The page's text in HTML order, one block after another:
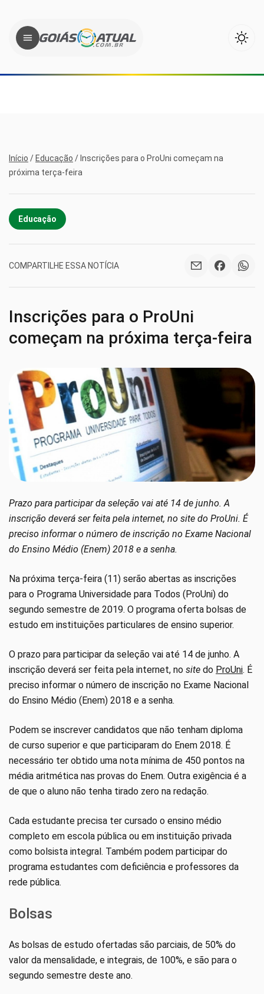
Início / Educação / Inscrições para o ProUni começam na
próxima terça-feira
Educação
COMPARTILHE ESSA NOTÍCIA
Inscrições para o ProUni
começam na próxima terça-feira
Prazo para participar da seleção vai até 14 de junho. A
inscrição deverá ser feita pela internet, no site do ProUni. É
preciso informar o número de inscrição no Exame Nacional
do Ensino Médio (Enem) 2018 e a senha.
Na próxima terça-feira (11) serão abertas as inscrições
para o Programa Universidade para Todos (ProUni) do
segundo semestre de 2019. O programa oferta bolsas de
estudo em instituições particulares de ensino superior.
O prazo para participar da seleção vai até 14 de junho. A
inscrição deverá ser feita pela internet, no site do ProUni. É
preciso informar o número de inscrição no Exame Nacional
do Ensino Médio (Enem) 2018 e a senha.
Podem se inscrever candidatos que não tenham diploma
de curso superior e que participaram do Enem 2018. É
necessário ter obtido uma nota mínima de 450 pontos na
média aritmética nas provas do Enem. Outra exigência é a
de que o aluno não tenha tirado zero na redação.
Cada estudante precisa ter cursado o ensino médio
completo em escola pública ou em instituição privada
como bolsista integral. Também podem participar do
programa estudantes com deficiência e professores da
rede pública.
Bolsas
As bolsas de estudo ofertadas são parciais, de 50% do
valor da mensalidade, e integrais, de 100%, e são para o
segundo semestre deste ano.